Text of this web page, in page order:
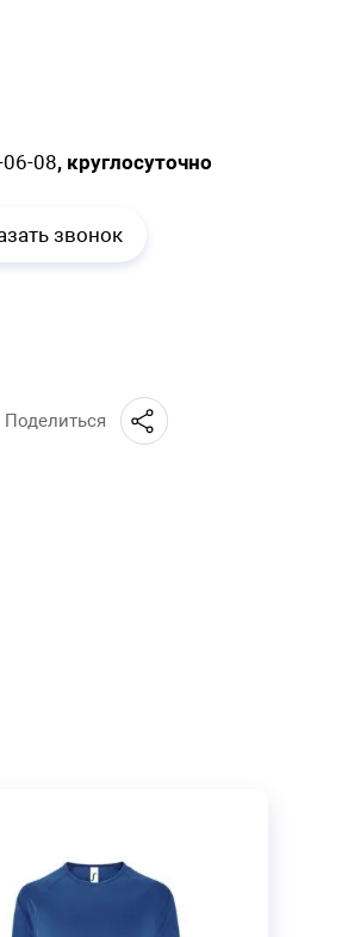
08, круглосуточно
звонок
Поделиться